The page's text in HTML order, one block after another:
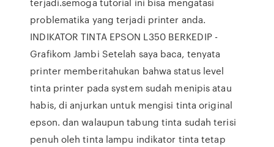
problematika yang terjadi printer anda.
INDIKATOR TINTA EPSON L350 BERKEDIP -
Grafikom Jambi Setelah saya baca, tenyata
printer memberitahukan bahwa status level
tinta printer pada system sudah menipis atau
habis, di anjurkan untuk mengisi tinta original
epson. dan walaupun tabung tinta sudah terisi
penuh oleh tinta lampu indikator tinta tetap